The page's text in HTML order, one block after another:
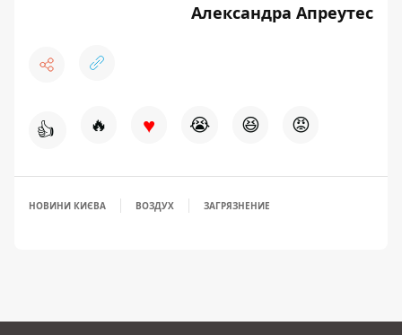
Александра Апреутес
👍 🔥 ♥ 😭 😆 😡
НОВИНИ КИЄВА ВОЗДУХ ЗАГРЯЗНЕНИЕ